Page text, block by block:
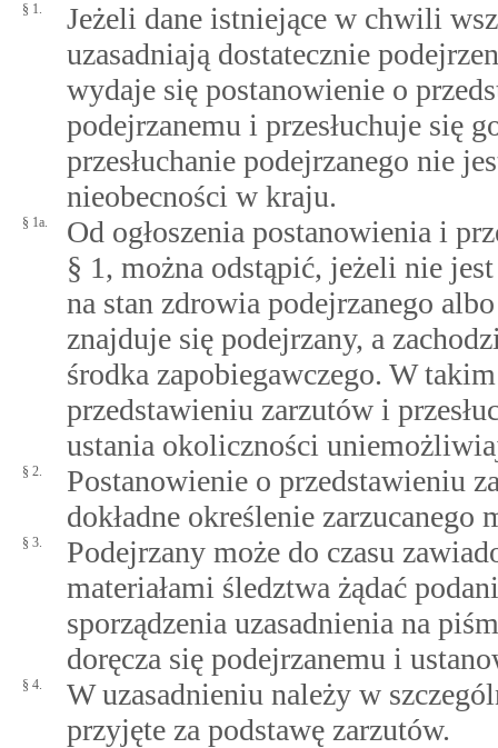
§ 1.
Jeżeli dane istniejące w chwili
uzasadniają dostatecznie
wydaje się postanowienie o
podejrzanemu i przesłuchuje się
przesłuchanie podejrzanego nie
nieobecności w kraju.
§ 1a.
Od ogłoszenia postanowienia i
§ 1, można odstąpić, jeżeli nie
na stan zdrowia podejrzanego
znajduje się podejrzany, a
środka zapobiegawczego. W
przedstawieniu zarzutów i
ustania okoliczności
§ 2.
Postanowienie o przedstawieniu
dokładne określenie
§ 3.
Podejrzany może do czasu
materiałami śledztwa żądać
sporządzenia uzasadnienia na
doręcza się podejrzanemu i
§ 4.
W uzasadnieniu należy w
przyjęte za podstawę zarzutów.